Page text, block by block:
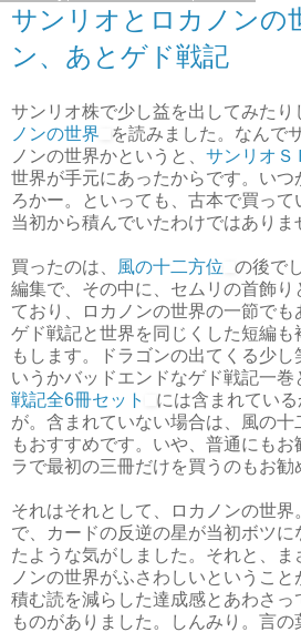
サンリオとロカノンの
ン、あとゲド戦記
サンリオ株で少し益を出してみたり
ノンの世界
を読みました。なんで
ノンの世界かというと、 サンリオＳ
世界が手元にあったからです。いつ
ろかー。といっても、古本で買っ
当初から積んでいたわけではありま
買ったのは、 風の十二方位
の後で
編集で、その中に、セムリの首飾
ており、ロカノンの世界の一節でも
ゲド戦記と世界を同じくした短編も
もします。ドラゴンの出てくる少し
いうかバッドエンドなゲド戦記一巻
戦記全6冊セット
には含まれてい
が。含まれていない場合は、風の十
もおすすめです。いや、普通にも
ラで最初の三冊だけを買うのもお勧
それはそれとして、ロカノンの世
で、カードの反逆の星が当初ボツに
たような気がしました。それと、ま
ノンの世界がふさわしいというこ
積む読を減らした達成感とあわさっ
ものがありました。しんみり。言